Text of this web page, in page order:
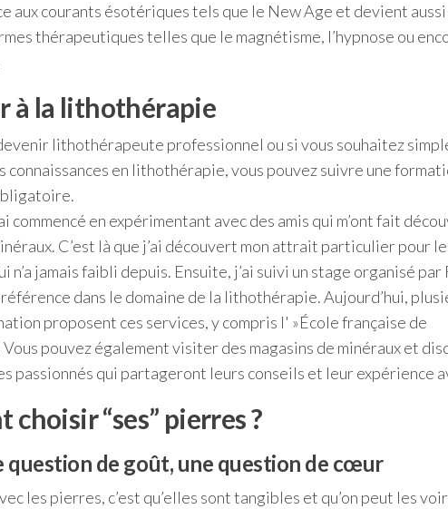
aux courants ésotériques tels que le New Age et devient
thérapeutiques telles que le magnétisme, l’hypnose ou
à la lithothérapie
lithothérapeute professionnel ou si vous souhaitez
connaissances en lithothérapie, vous pouvez suivre une
commencé en expérimentant avec des amis qui m’ont fait
C’est là que j’ai découvert mon attrait particulier pour
n’a jamais faibli depuis. Ensuite, j’ai suivi un stage organisé par
dans le domaine de la lithothérapie. Aujourd’hui,
proposent ces services, y compris l' »École française de
pouvez également visiter des magasins de minéraux et
passionnés qui partageront leurs conseils et leur expérience
choisir “ses” pierres ?
question de goût, une question de cœur
les pierres, c’est qu’elles sont tangibles et qu’on peut les